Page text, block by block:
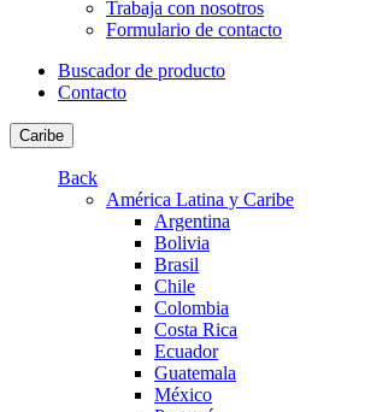
Trabaja con nosotros
Formulario de contacto
Buscador de producto
Contacto
Caribe
Back
América Latina y Caribe
Argentina
Bolivia
Brasil
Chile
Colombia
Costa Rica
Ecuador
Guatemala
México